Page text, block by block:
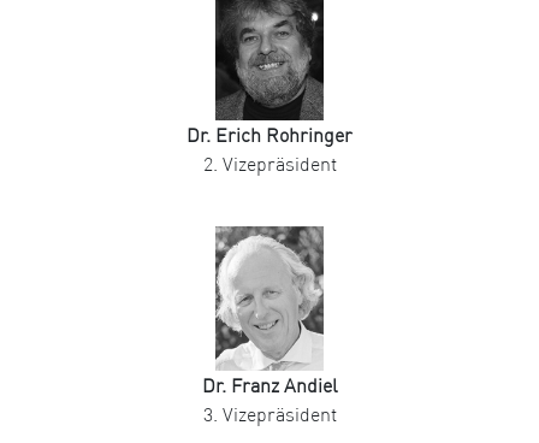
Dr. Erich Rohringer
2. Vizepräsident
Dr. Franz Andiel
3. Vizepräsident